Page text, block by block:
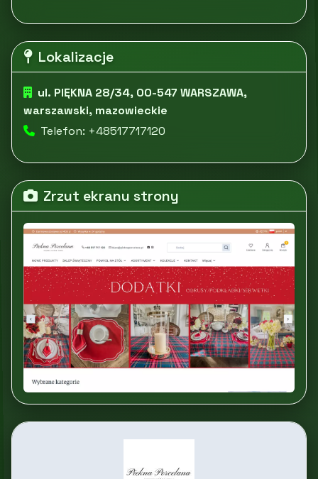
Lokalizacje
ul. PIĘKNA 28/34, 00-547 WARSZAWA,
warszawski, mazowieckie
Telefon: +48517717120
Zrzut ekranu strony